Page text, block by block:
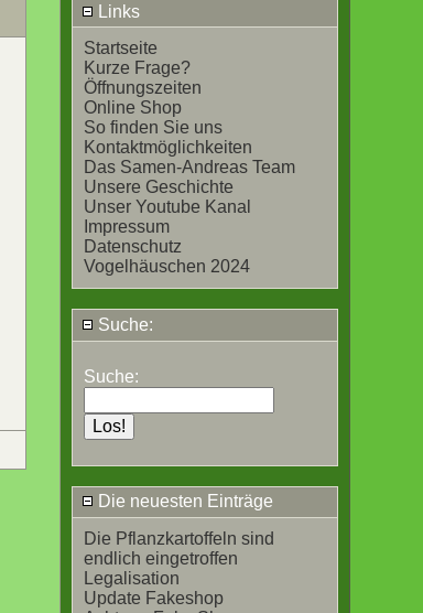
Links
Startseite
Kurze Frage?
Öffnungszeiten
Online Shop
So finden Sie uns
Kontaktmöglichkeiten
Das Samen-Andreas Team
Unsere Geschichte
Unser Youtube Kanal
Impressum
Datenschutz
Vogelhäuschen 2024
Suche:
Suche:
Die neuesten Einträge
Die Pflanzkartoffeln sind
endlich eingetroffen
Legalisation
Update Fakeshop